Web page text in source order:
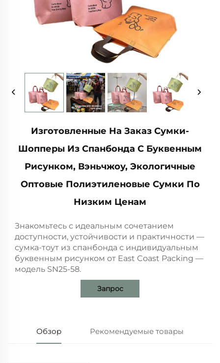
Изготовленные На Заказ Сумки-
Шопперы Из Спанбонда С Буквенным
Рисунком, Вэньчжоу, Экологичные
Оптовые Полиэтиленовые Сумки По
Низким Ценам
Знакомьтесь с идеальным сочетанием
доступности, устойчивости и практичности —
сумка-тоут из спанбонда с индивидуальным
буквенным рисунком от East Coast Packing —
модель SN25-58.
Запрос
Обзор Рекомендуемые товары